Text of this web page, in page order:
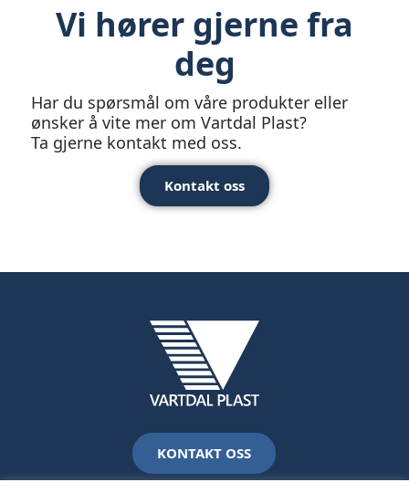
Vi hører gjerne fra
deg
Har du spørsmål om våre produkter eller
ønsker å vite mer om Vartdal Plast?
Ta gjerne kontakt med oss.
Kontakt oss
KONTAKT OSS